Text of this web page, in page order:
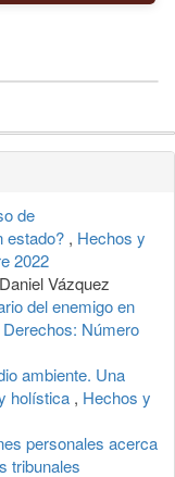
de
estado? , Hechos y
2022
Vázquez
del enemigo en
Número
ambiente. Una
holística , Hechos y
personales acerca
tribunales